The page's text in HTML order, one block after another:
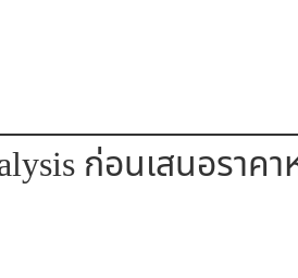
ก่อนเสนอราคา